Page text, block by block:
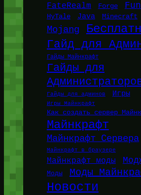
FateRealm Forge
HyTale Java Minecraft
Mojang
Гайд для
Гайды Майнкрафт
Гайды для
Гайды для админов Игры
Игры Майнкрафт
Как создать сервер
Майнкрафт
Майнкрафт Сервера
Майнкрафт в браузере
Майнкрафт моды
Моды Моды
Новости